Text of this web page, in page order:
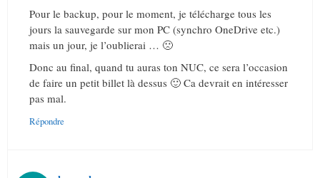
Pour le backup, pour le moment, je télécharge tous les
jours la sauvegarde sur mon PC (synchro OneDrive etc.)
mais un jour, je l’oublierai … 🙁
Donc au final, quand tu auras ton NUC, ce sera l’occasion
de faire un petit billet là dessus 🙂 Ca devrait en intéresser
pas mal.
Répondre